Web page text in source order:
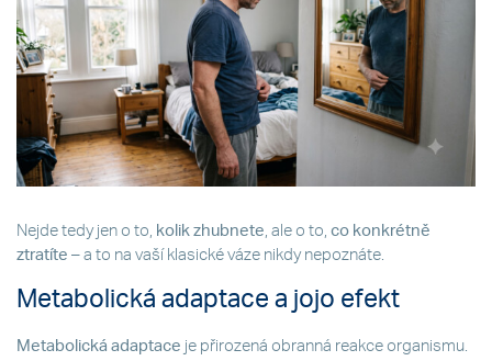
Nejde tedy jen o to, kolik zhubnete, ale o to, co konkrétně
ztratíte – a to na vaší klasické váze nikdy nepoznáte.
Metabolická adaptace a jojo efekt
Metabolická adaptace je přirozená obranná reakce organismu.